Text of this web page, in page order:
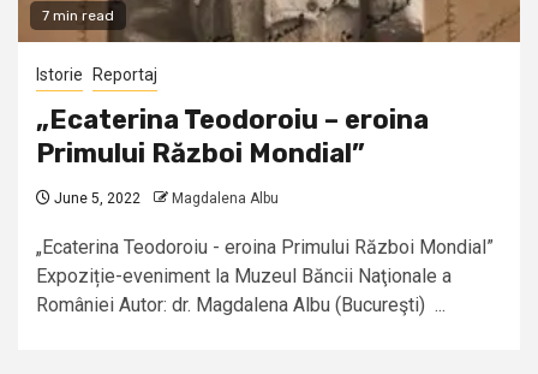
7 min read
Istorie Reportaj
„Ecaterina Teodoroiu – eroina
Primului Război Mondial”
June 5, 2022 Magdalena Albu
„Ecaterina Teodoroiu - eroina Primului Război Mondial”
Expoziție-eveniment la Muzeul Băncii Naţionale a
României Autor: dr. Magdalena Albu (Bucureşti) ...